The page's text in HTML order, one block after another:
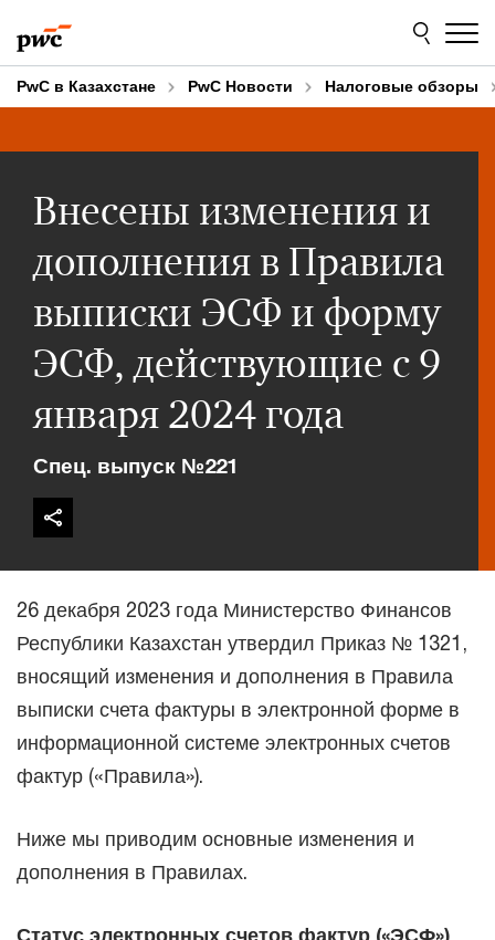
to
content
to
footer
PwC в Казахстане PwC Новости Налоговые обзоры
Внесены изменения и
дополнения в Правила
выписки ЭСФ и форму
ЭСФ, действующие с 9
января 2024 года
Спец. выпуск №221
26 декабря 2023 года Министерство Финансов
Республики Казахстан утвердил Приказ № 1321,
вносящий изменения и дополнения в Правила
выписки счета фактуры в электронной форме в
информационной системе электронных счетов
фактур («Правила»).
Ниже мы приводим основные изменения и
дополнения в Правилах.
Статус электронных счетов фактур («ЭСФ»)